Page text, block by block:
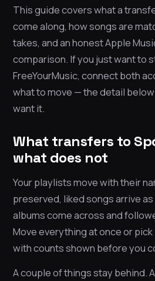
This guide covers what a
come along, how songs are
takes, and an honest Apple
comparison. If you just want to
FreeYourMusic, connect both
what to move — the detail
want it.
What transfers to
what does not
Your playlists move with their
preserved, liked songs arrive
albums come across and
Move everything at once or
with counts shown before you
A couple of things stay behind.